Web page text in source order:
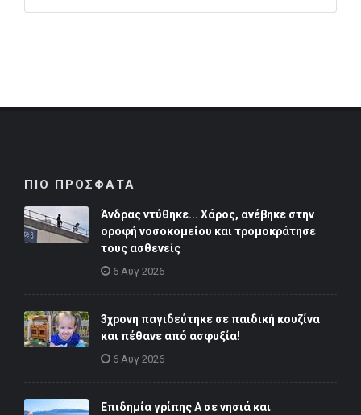
ΠΙΟ ΠΡΟΣΦΑΤΑ
Άνδρας ντύθηκε... Χάρος, ανέβηκε στην
οροφή νοσοκομείου και τρομοκράτησε
τους ασθενείς
6 Αυγ 2026
3χρονη παγιδεύτηκε σε παιδική κουζίνα
και πέθανε από ασφυξία!
6 Αυγ 2026
Επιδημία γρίπης Α σε νησιά και